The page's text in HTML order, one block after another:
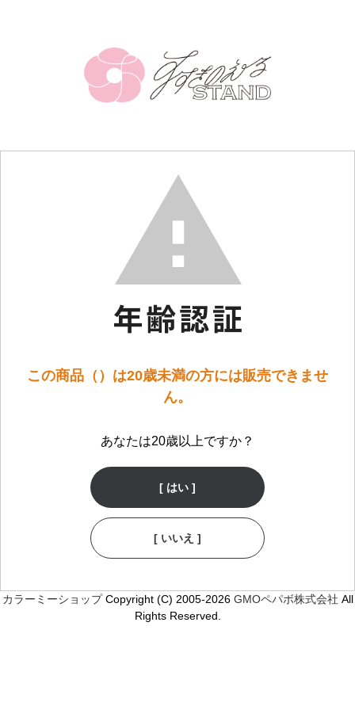
この商品（）は20歳未満の方には販売できませ
ん。
あなたは20歳以上ですか？
[ はい ]
[ いいえ ]
カラーミーショップCopyright (C) 2005-2026 GMOペパボ株式会社 All
Rights Reserved.